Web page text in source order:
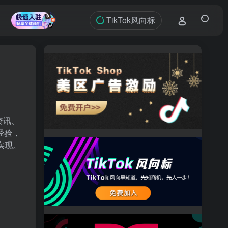
TikTok风向标
、
，
。